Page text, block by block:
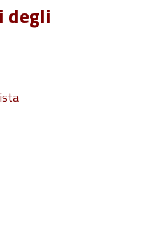
degli